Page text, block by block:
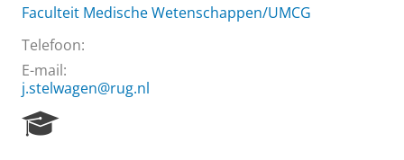
Faculteit Medische Wetenschappen/UMCG
Telefoon:
E-mail:
j.stelwagen@rug.nl